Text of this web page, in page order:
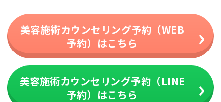
美容施術カウンセリング予約（WEB
予約）はこちら
美容施術カウンセリング予約（LINE
予約）はこちら